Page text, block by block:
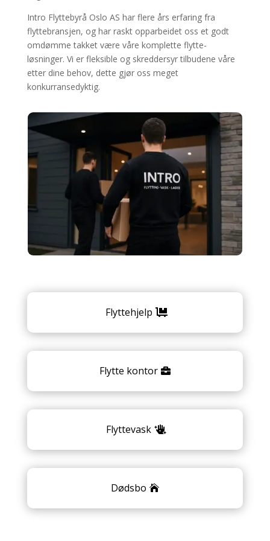
Intro Flyttebyrå Oslo AS har flere års erfaring fra
flyttebransjen, og har raskt opparbeidet oss et godt
omdømme takket være våre komplette flytte-
løsninger. Vi er fleksible og skreddersyr tilbudene våre
etter dine behov, dette gjør oss meget
konkurransedyktig.
Flyttehjelp
Flytte kontor
Flyttevask
Dødsbo